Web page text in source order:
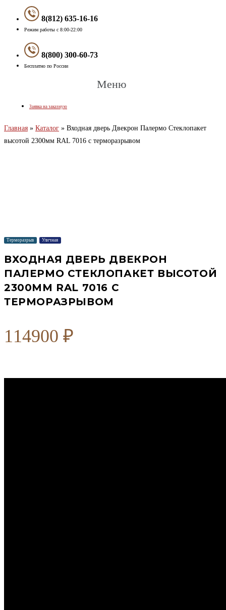
8(812) 635-16-16
Режим работы с 8:00-22:00
8(800) 300-60-73
Бесплатно по России
Меню
Заявка на заказную
Главная » Каталог » Входная дверь Двекрон Палермо Стеклопакет
высотой 2300мм RAL 7016 с терморазрывом
Терморазрыв Уличная
ВХОДНАЯ ДВЕРЬ ДВЕКРОН
ПАЛЕРМО СТЕКЛОПАКЕТ ВЫСОТОЙ
2300ММ RAL 7016 С
ТЕРМОРАЗРЫВОМ
114900 ₽